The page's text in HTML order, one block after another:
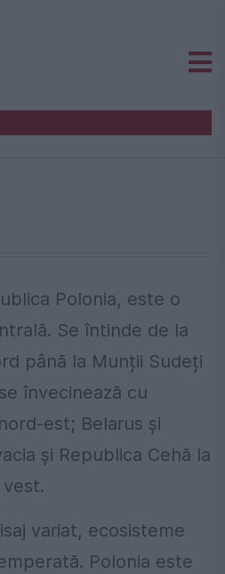
Polonia, este o
Se întinde de la
până la Munții Sudeți
învecinează cu
est; Belarus și
și Republica Cehă la
vest.
variat, ecosisteme
Polonia este